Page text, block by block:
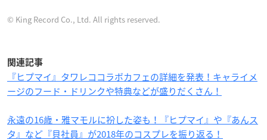
© King Record Co., Ltd. All rights reserved.
関連記事
『ヒプマイ』タワレココラボカフェの詳細を発表！キャライメ
ージのフード・ドリンクや特典などが盛りだくさん！
永遠の16歳・雅マモルに扮した姿も！『ヒプマイ』や『あんス
タ』など『貝社員』が2018年のコスプレを振り返る！